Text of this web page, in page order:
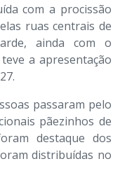
com a procissão
ruas centrais de
ainda com o
a apresentação
passaram pelo
pãezinhos de
destaque dos
distribuídas no